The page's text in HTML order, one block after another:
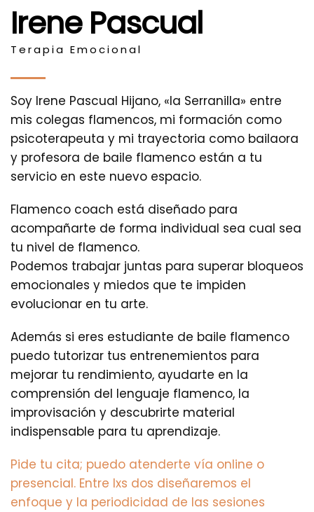
Irene Pascual
Terapia Emocional
Soy Irene Pascual Hijano, «la Serranilla» entre
mis colegas flamencos, mi formación como
psicoterapeuta y mi trayectoria como bailaora
y profesora de baile flamenco están a tu
servicio en este nuevo espacio.
Flamenco coach está diseñado para
acompañarte de forma individual sea cual sea
tu nivel de flamenco.
Podemos trabajar juntas para superar bloqueos
emocionales y miedos que te impiden
evolucionar en tu arte.
Además si eres estudiante de baile flamenco
puedo tutorizar tus entrenemientos para
mejorar tu rendimiento, ayudarte en la
comprensión del lenguaje flamenco, la
improvisación y descubrirte material
indispensable para tu aprendizaje.
Pide tu cita; puedo atenderte vía online o
presencial. Entre lxs dos diseñaremos el
enfoque y la periodicidad de las sesiones